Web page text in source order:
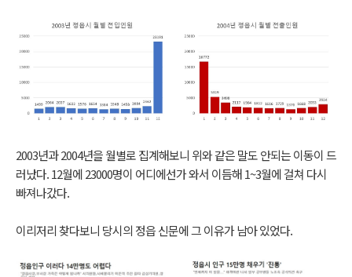
2003년과 2004년을 월별로 집계해보니 위와 같은 말도 안되는 이동이 드
러났다. 12월에 23000명이 어디에선가 와서 이듬해 1~3월에 걸쳐 다시
빠져나갔다.
이리저리 찾다보니 당시의 정읍 신문에 그 이유가 남아 있었다.